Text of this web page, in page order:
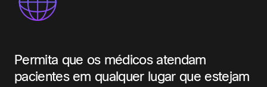
Permita que os médicos atendam
pacientes em qualquer lugar que estejam